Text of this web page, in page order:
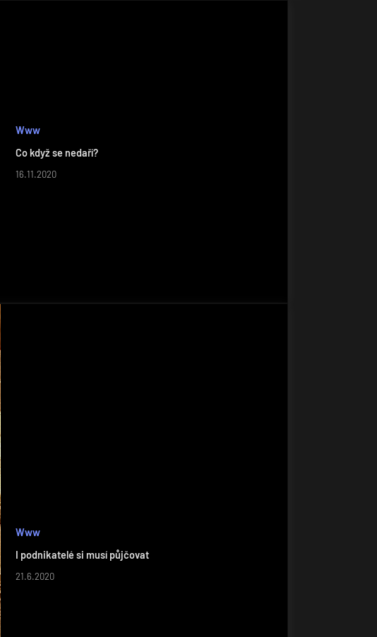
Www
Co když se nedaří?
16.11.2020
Www
I podnikatelé si musí půjčovat
21.6.2020